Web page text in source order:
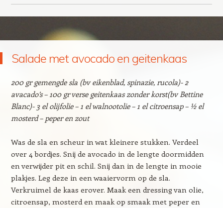
Salade met avocado en geitenkaas
200 gr gemengde sla (bv eikenblad, spinazie, rucola)- 2
avacado’s – 100 gr verse geitenkaas zonder korst(bv Bettine
Blanc)- 3 el olijfolie – 1 el walnootolie – 1 el citroensap – ½ el
mosterd – peper en zout
Was de sla en scheur in wat kleinere stukken. Verdeel
over 4 bordjes. Snij de avocado in de lengte doormidden
en verwijder pit en schil. Snij dan in de lengte in mooie
plakjes. Leg deze in een waaiervorm op de sla.
Verkruimel de kaas erover. Maak een dressing van olie,
citroensap, mosterd en maak op smaak met peper en